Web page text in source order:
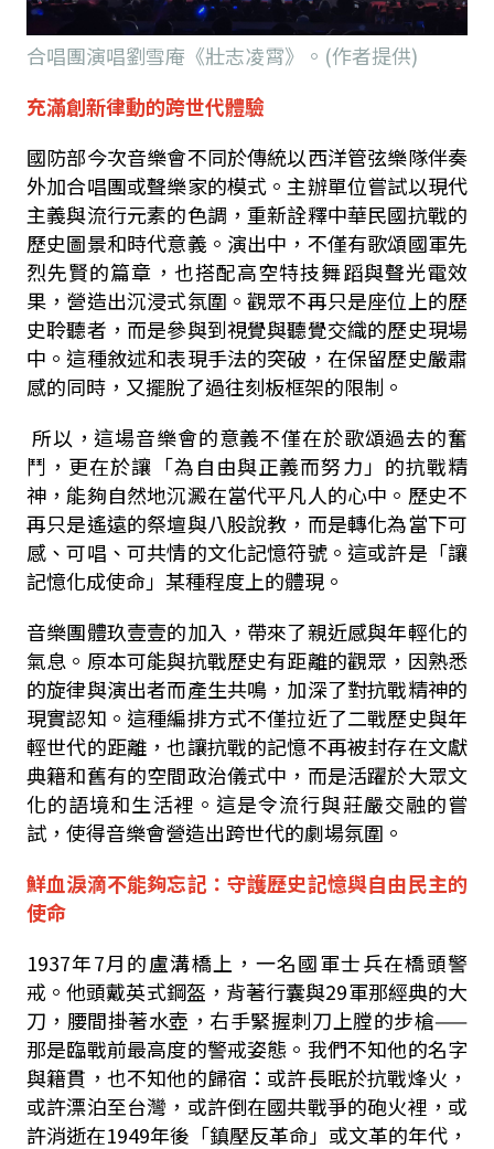
合唱團演唱劉雪庵《壯志凌霄》。(作者提供)
充滿創新律動的跨世代體驗
國防部今次音樂會不同於傳統以西洋管弦樂隊伴奏
外加合唱團或聲樂家的模式。主辦單位嘗試以現代
主義與流行元素的色調，重新詮釋中華民國抗戰的
歷史圖景和時代意義。演出中，不僅有歌頌國軍先
烈先賢的篇章，也搭配高空特技舞蹈與聲光電效
果，營造出沉浸式氛圍。觀眾不再只是座位上的歷
史聆聽者，而是參與到視覺與聽覺交織的歷史現場
中。這種敘述和表現手法的突破，在保留歷史嚴肅
感的同時，又擺脫了過往刻板框架的限制。
所以，這場音樂會的意義不僅在於歌頌過去的奮
鬥，更在於讓「為自由與正義而努力」的抗戰精
神，能夠自然地沉澱在當代平凡人的心中。歷史不
再只是遙遠的祭壇與八股說教，而是轉化為當下可
感、可唱、可共情的文化記憶符號。這或許是「讓
記憶化成使命」某種程度上的體現。
音樂團體玖壹壹的加入，帶來了親近感與年輕化的
氣息。原本可能與抗戰歷史有距離的觀眾，因熟悉
的旋律與演出者而產生共鳴，加深了對抗戰精神的
現實認知。這種編排方式不僅拉近了二戰歷史與年
輕世代的距離，也讓抗戰的記憶不再被封存在文獻
典籍和舊有的空間政治儀式中，而是活躍於大眾文
化的語境和生活裡。這是令流行與莊嚴交融的嘗
試，使得音樂會營造出跨世代的劇場氛圍。
鮮血淚滴不能夠忘記：守護歷史記憶與自由民主的
使命
1937年7月的盧溝橋上，一名國軍士兵在橋頭警
戒。他頭戴英式鋼盔，背著行囊與29軍那經典的大
刀，腰間掛著水壺，右手緊握刺刀上膛的步槍——
那是臨戰前最高度的警戒姿態。我們不知他的名字
與籍貫，也不知他的歸宿：或許長眠於抗戰烽火，
或許漂泊至台灣，或許倒在國共戰爭的砲火裡，或
許消逝在1949年後「鎮壓反革命」或文革的年代，